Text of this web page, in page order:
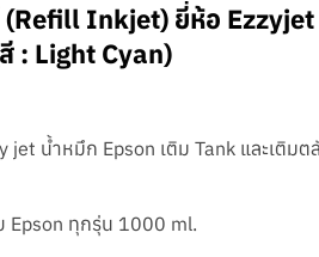
Inkjet) ยี่ห้อ Ezzyjet
: Light Cyan)
jet น้ำหมึก Epson เติม Tank และเติม
Epson ทุกรุ่น 1000 ml.